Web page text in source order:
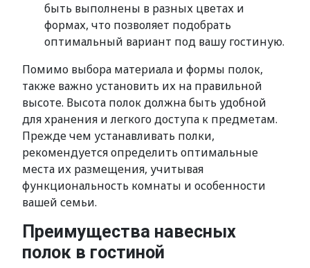
быть выполнены в разных цветах и
формах, что позволяет подобрать
оптимальный вариант под вашу гостиную.
Помимо выбора материала и формы полок,
также важно установить их на правильной
высоте. Высота полок должна быть удобной
для хранения и легкого доступа к предметам.
Прежде чем устанавливать полки,
рекомендуется определить оптимальные
места их размещения, учитывая
функциональность комнаты и особенности
вашей семьи.
Преимущества навесных
полок в гостиной